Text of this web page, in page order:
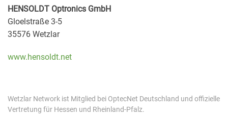
HENSOLDT Optronics GmbH
Gloelstraße 3-5
35576 Wetzlar
www.hensoldt.net
Wetzlar Network ist Mitglied bei OptecNet Deutschland und offizielle
Vertretung für Hessen und Rheinland-Pfalz.